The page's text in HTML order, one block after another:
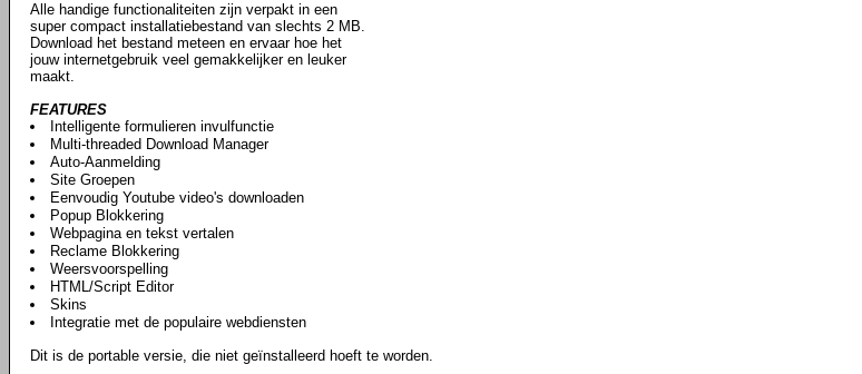
Alle handige functionaliteiten zijn verpakt in een
super compact installatiebestand van slechts 2 MB.
Download het bestand meteen en ervaar hoe het
jouw internetgebruik veel gemakkelijker en leuker
maakt.
FEATURES
Intelligente formulieren invulfunctie
Multi-threaded Download Manager
Auto-Aanmelding
Site Groepen
Eenvoudig Youtube video's downloaden
Popup Blokkering
Webpagina en tekst vertalen
Reclame Blokkering
Weersvoorspelling
HTML/Script Editor
Skins
Integratie met de populaire webdiensten
Dit is de portable versie, die niet geïnstalleerd hoeft te worden.